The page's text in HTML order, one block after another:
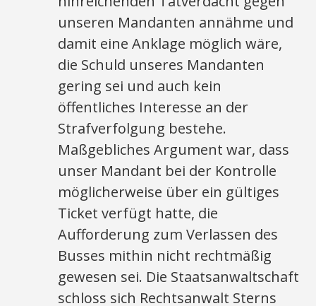
unseren Mandanten annähme und
damit eine Anklage möglich wäre,
die Schuld unseres Mandanten
gering sei und auch kein
öffentliches Interesse an der
Strafverfolgung bestehe.
Maßgebliches Argument war, dass
unser Mandant bei der Kontrolle
möglicherweise über ein gültiges
Ticket verfügt hatte, die
Aufforderung zum Verlassen des
Busses mithin nicht rechtmäßig
gewesen sei. Die Staatsanwaltschaft
schloss sich Rechtsanwalt Sterns